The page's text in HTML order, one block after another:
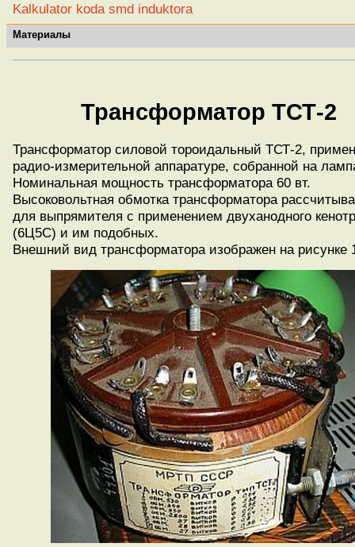
Kalkulator koda smd induktora
Материалы
Трансформатор ТСТ-2
Трансформатор силовой тороидальный ТСТ-2,
радио-измерительной аппаратуре, собранной на
Номинальная мощность трансформатора 60 вт.
Высоковольтная обмотка трансформатора
для выпрямителя с применением двуханодного
(6Ц5С) и им подобных.
Внешний вид трансформатора изображен на рисунке